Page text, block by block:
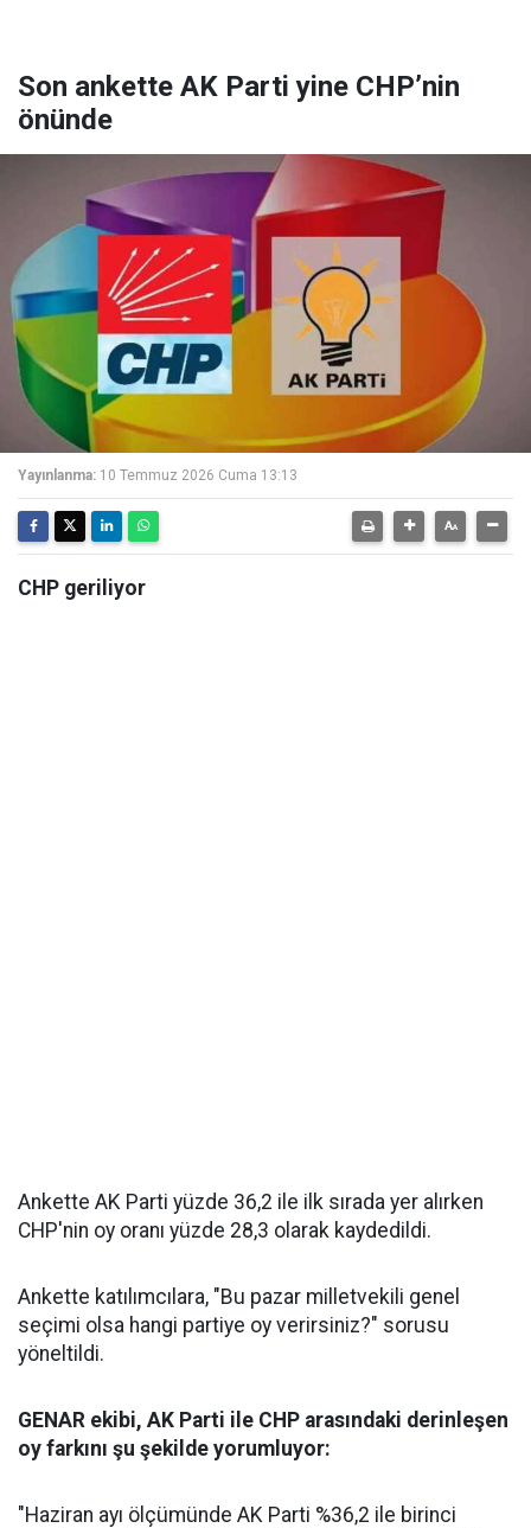
Son ankette AK Parti yine CHP’nin
önünde
Yayınlanma: 10 Temmuz 2026 Cuma 13:13
CHP geriliyor
Ankette AK Parti yüzde 36,2 ile ilk sırada yer alırken
CHP'nin oy oranı yüzde 28,3 olarak kaydedildi.
Ankette katılımcılara, "Bu pazar milletvekili genel
seçimi olsa hangi partiye oy verirsiniz?" sorusu
yöneltildi.
GENAR ekibi, AK Parti ile CHP arasındaki derinleşen
oy farkını şu şekilde yorumluyor:
"Haziran ayı ölçümünde AK Parti %36,2 ile birinci